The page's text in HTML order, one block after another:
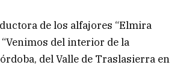
de los alfajores “Elmira
“Venimos del interior de la
del Valle de Traslasierra en